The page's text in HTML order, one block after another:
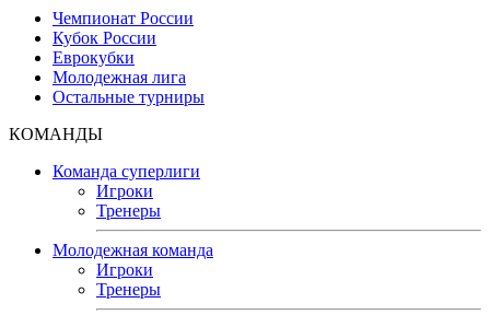
Чемпионат России
Кубок России
Еврокубки
Молодежная лига
Остальные турниры
КОМАНДЫ
Команда суперлиги
Игроки
Тренеры
Молодежная команда
Игроки
Тренеры